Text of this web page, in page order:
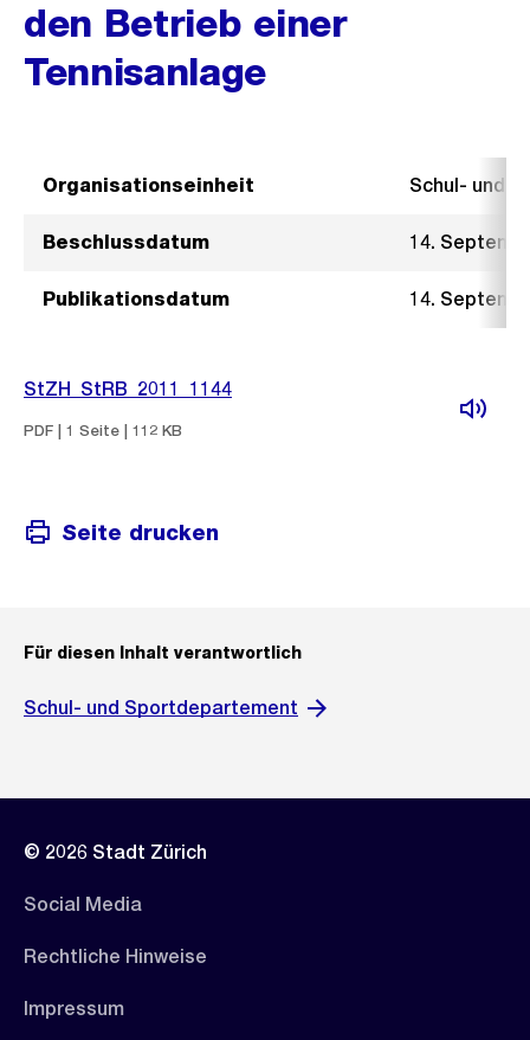
den Betrieb einer
Tennisanlage
Organisationseinheit Schul- und
Beschlussdatum 14.
Publikationsdatum 14.
StZH_StRB_2011_1144
PDF | 1 Seite | 112 KB
Seite drucken
Für diesen Inhalt verantwortlich
Schul- und Sportdepartement
© 2026 Stadt Zürich
Social Media
Rechtliche Hinweise
Impressum